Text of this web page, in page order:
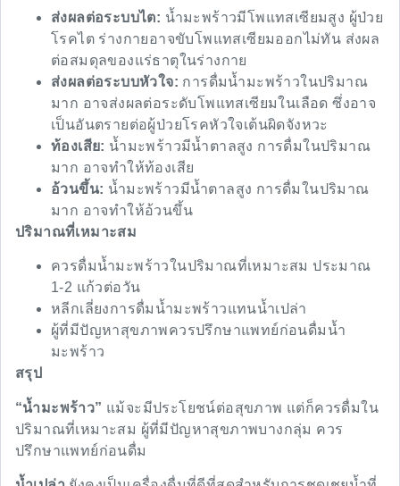
ส่งผลต่อระบบไต: น้ำมะพร้าวมีโพแทสเซียมสูง ผู้ป่วย
โรคไต ร่างกายอาจขับโพแทสเซียมออกไม่ทัน ส่งผล
ต่อสมดุลของแร่ธาตุในร่างกาย
ส่งผลต่อระบบหัวใจ: การดื่มน้ำมะพร้าวในปริมาณ
มาก อาจส่งผลต่อระดับโพแทสเซียมในเลือด ซึ่งอาจ
เป็นอันตรายต่อผู้ป่วยโรคหัวใจเต้นผิดจังหวะ
ท้องเสีย: น้ำมะพร้าวมีน้ำตาลสูง การดื่มในปริมาณ
มาก อาจทำให้ท้องเสีย
อ้วนขึ้น: น้ำมะพร้าวมีน้ำตาลสูง การดื่มในปริมาณ
มาก อาจทำให้อ้วนขึ้น
ปริมาณที่เหมาะสม
ควรดื่มน้ำมะพร้าวในปริมาณที่เหมาะสม ประมาณ
1-2 แก้วต่อวัน
หลีกเลี่ยงการดื่มน้ำมะพร้าวแทนน้ำเปล่า
ผู้ที่มีปัญหาสุขภาพควรปรึกษาแพทย์ก่อนดื่มน้ำ
มะพร้าว
สรุป
“น้ำมะพร้าว” แม้จะมีประโยชน์ต่อสุขภาพ แต่ก็ควรดื่มใน
ปริมาณที่เหมาะสม ผู้ที่มีปัญหาสุขภาพบางกลุ่ม ควร
ปรึกษาแพทย์ก่อนดื่ม